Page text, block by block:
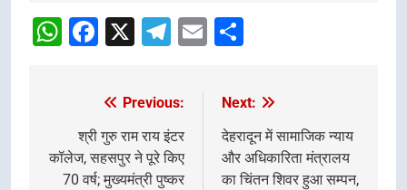
Navigation
WhatsApp
Facebook
X Telegram
Email
navigation
Previous:
श्री गुरु राम राय इंटर
कॉलेज, सहसपुर ने पूरे किए
70 वर्ष; मुख्यमंत्री पुष्कर
Next:
देहरादून में सामाजिक न्याय
और अधिकारिता मंत्रालय
का चिंतन शिवर हुआ सम्पन,